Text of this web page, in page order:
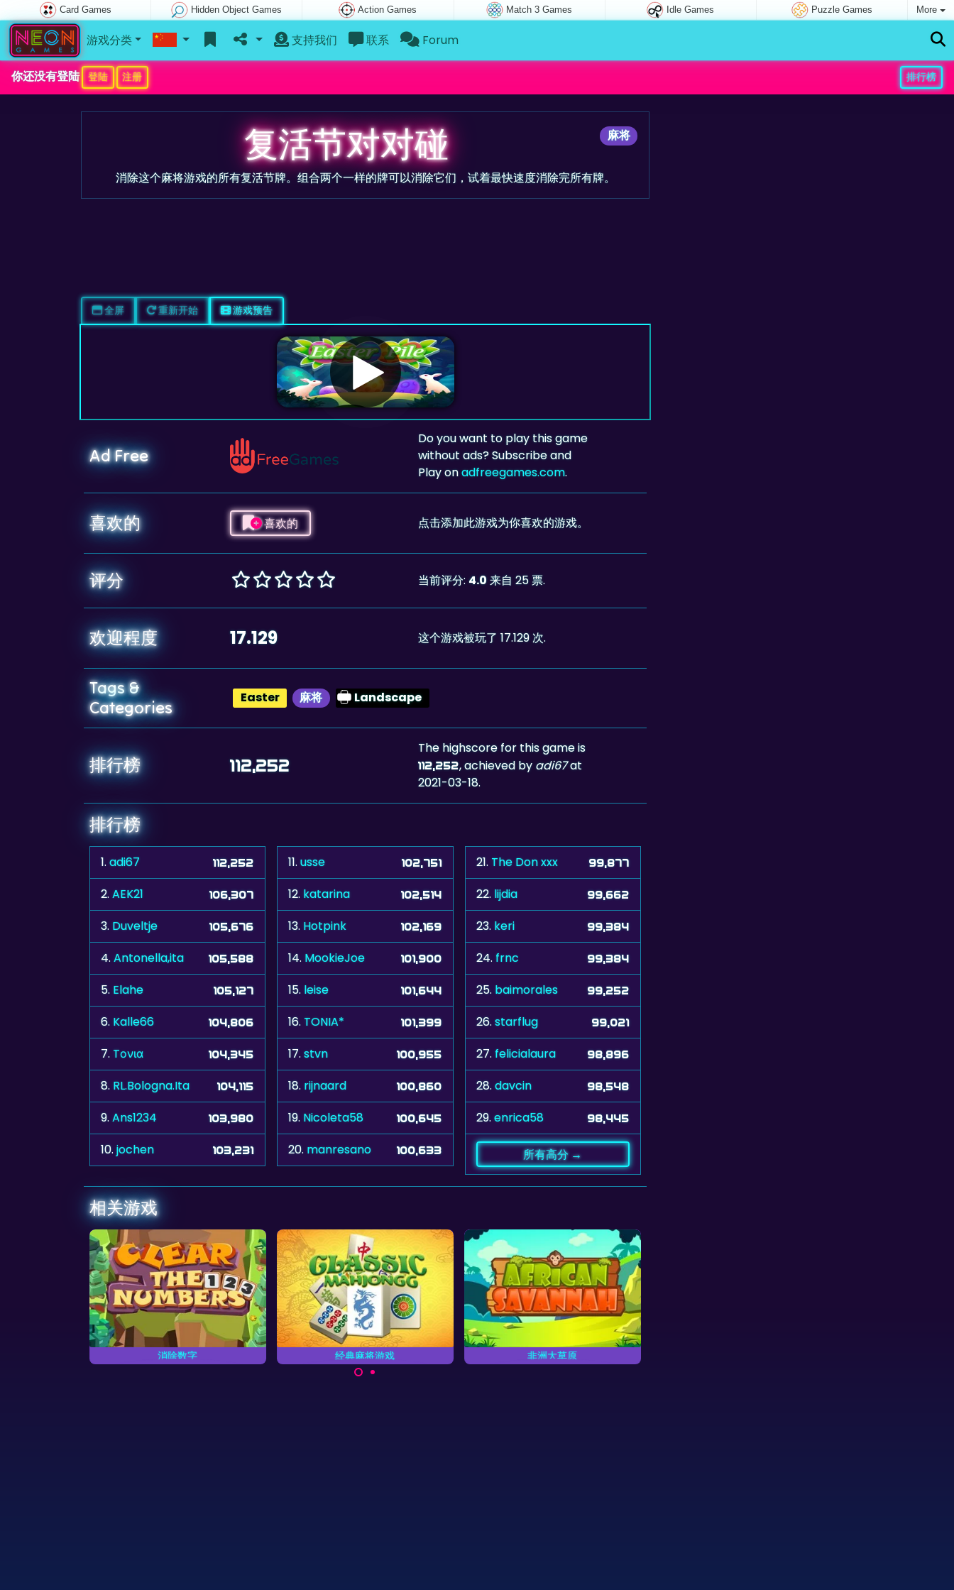
Card Games Hidden Object Games Action Games Match 3 Games Idle Games Puzzle Games More
游戏分类 支持我们 联系 Forum
你还没有登陆 登陆 注册 排行榜
麻将
复活节对对碰
消除这个麻将游戏的所有复活节牌。组合两个一样的牌可以消除它们，试着最快速度消除完所有牌。
全屏 重新开始 游戏预告
Ad Free
Do you want to play this game
without ads? Subscribe and
Play onadfreegames.com.
喜欢的 喜欢的 点击添加此游戏为你喜欢的游戏。
评分 当前评分:4.0来自 25 票.
欢迎程度 17.129 这个游戏被玩了 17.129 次.
Tags &
Categories
Easter 麻将 Landscape
排行榜 112,252
The highscore for this game is
112,252, achieved by adi67at
2021-03-18.
排行榜
1.adi67 112,252
2.AEK21 106,307
3. Duveltje 105,676
4.Antonella,ita 105,588
5. Elahe 105,127
6. Kalle66 104,806
7. Tονια 104,345
8. RL.Bologna.Ita 104,115
9.Ans1234 103,980
10.jochen 103,231
11.usse 102,751
12. katarina 102,514
13. Hotpink 102,169
14. MookieJoe 101,900
15. leise 101,644
16. TONIA* 101,399
17.stvn 100,955
18. rijnaard 100,860
19. Nicoleta58 100,645
20. manresano 100,633
21. The Don xxx 99,877
22. lijdia 99,662
23. keri 99,384
24.frnc 99,384
25. baimorales 99,252
26.starflug 99,021
27.felicialaura 98,896
28.davcin 98,548
29.enrica58 98,445
所有高分 →
相关游戏